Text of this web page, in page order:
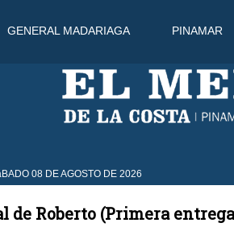
08 DE AGOSTO DE 2026
9 Ago
de Roberto (Primera